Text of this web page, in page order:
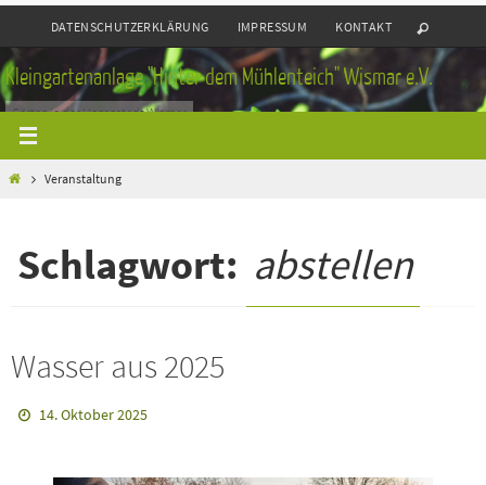
Inhalt
springen
DATENSCHUTZERKLÄRUNG IMPRESSUM KONTAKT
Kleingartenanlage "Hinter dem Mühlenteich" Wismar e.V.
Gärten in der Hansestadt Wismar
HomeVeranstaltung
Schlagwort: abstellen
Wasser aus 2025
14. Oktober 2025